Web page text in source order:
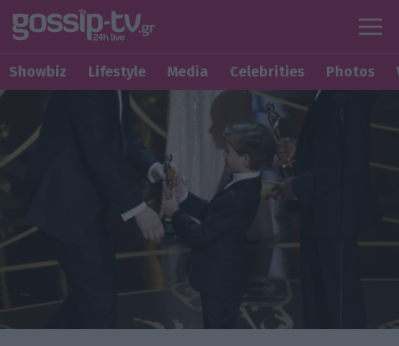
Showbiz Lifestyle Media Celebrities Photos